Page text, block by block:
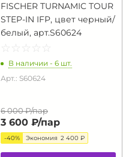
FISCHER TURNAMIC TOUR
STEP-IN IFP, цвет черный/
белый, арт.S60624
☆ ☆ ☆ ☆ ☆
★ ★ ★ ★ ★
В наличии - 6 шт.
Арт.: S60624
6 000 ₽/пар
3 600 ₽/пар
-40% Экономия 2 400 ₽